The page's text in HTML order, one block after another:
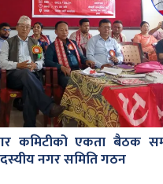
कमिटीको एकता बैठक
नगर समिति गठन